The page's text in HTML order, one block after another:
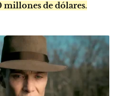
millones de dólares.